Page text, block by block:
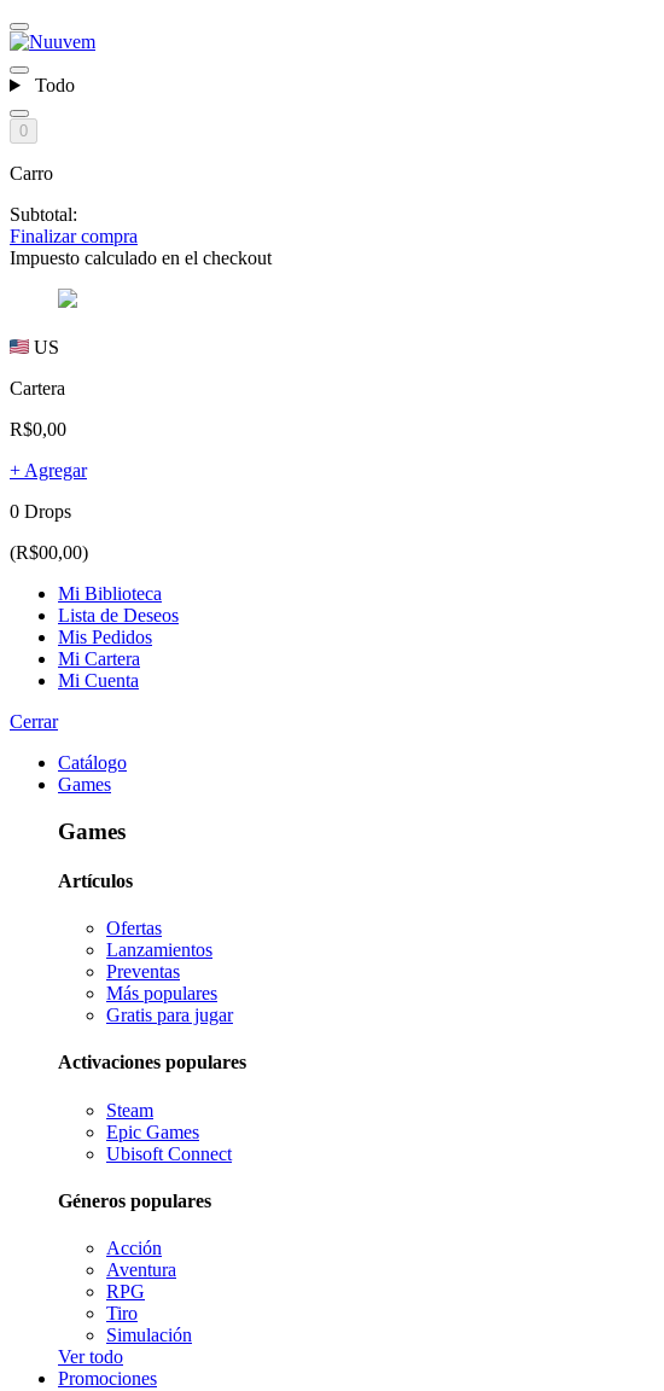
Todo
0
Carro
Subtotal:
Finalizar compra
Impuesto calculado en el checkout
US
Cartera
R$0,00
+ Agregar
0 Drops
(R$00,00)
Mi Biblioteca
Lista de Deseos
Mis Pedidos
Mi Cartera
Mi Cuenta
Cerrar
Catálogo
Games
Games
Artículos
Ofertas
Lanzamientos
Preventas
Más populares
Gratis para jugar
Activaciones populares
Steam
Epic Games
Ubisoft Connect
Géneros populares
Acción
Aventura
RPG
Tiro
Simulación
Ver todo
Promociones